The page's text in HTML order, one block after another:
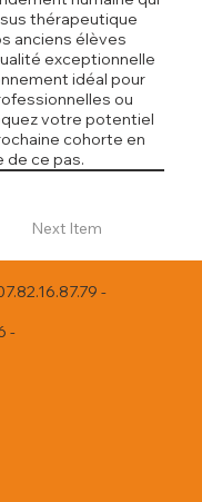
thérapeutique
anciens élèves
exceptionnelle
idéal pour
ou
votre potentiel
cohorte en
de ce pas.
Next Item
-
-